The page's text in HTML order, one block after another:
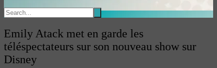
Emily Atack met en garde les
téléspectateurs sur son nouveau show sur
Disney